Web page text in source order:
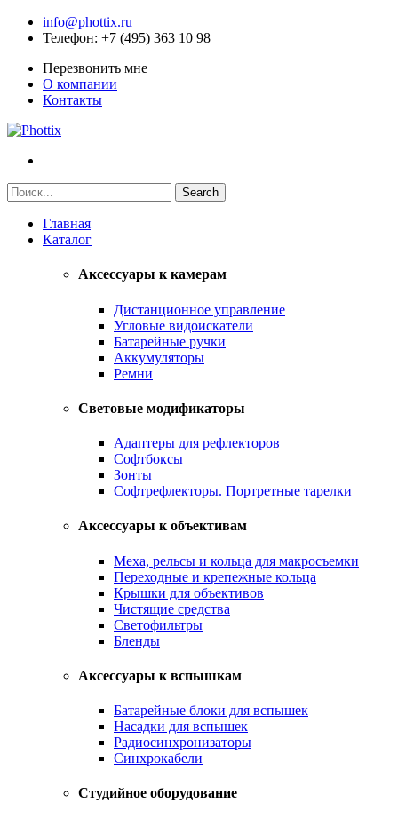
info@phottix.ru
Телефон: +7 (495) 363 10 98
Перезвонить мне
О компании
Контакты
Главная
Каталог
Аксессуары к камерам
Дистанционное управление
Угловые видоискатели
Батарейные ручки
Аккумуляторы
Ремни
Световые модификаторы
Адаптеры для рефлекторов
Софтбоксы
Зонты
Софтрефлекторы. Портретные тарелки
Аксессуары к объективам
Меха, рельсы и кольца для макросъемки
Переходные и крепежные кольца
Крышки для объективов
Чистящие средства
Светофильтры
Бленды
Аксессуары к вспышкам
Батарейные блоки для вспышек
Насадки для вспышек
Радиосинхронизаторы
Синхрокабели
Студийное оборудование